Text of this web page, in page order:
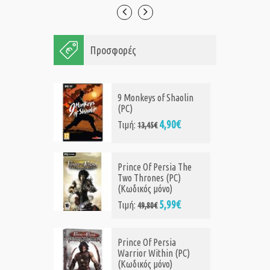
Προσφορές
9 Monkeys of Shaolin
(PC)
Τιμή:13,45€ 4,90€
Prince Of Persia The
Two Thrones (PC)
(Κωδικός μόνο)
Τιμή:49,80€ 5,99€
Prince Of Persia
Warrior Within (PC)
(Κωδικός μόνο)